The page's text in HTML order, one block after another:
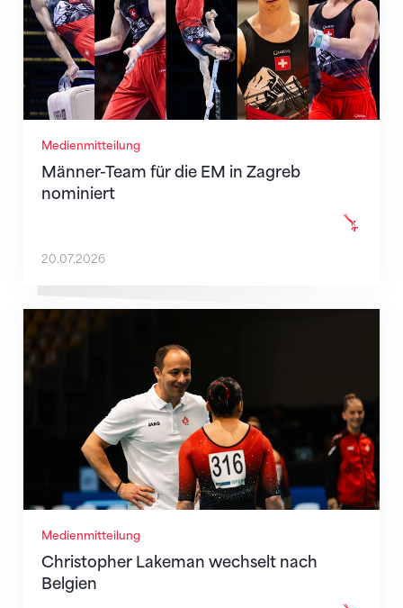
Medienmitteilung
Männer-Team für die EM in Zagreb
nominiert
20.07.2026
Medienmitteilung
Christopher Lakeman wechselt nach
Belgien
Christopher Lakeman wechselt nach Belgien